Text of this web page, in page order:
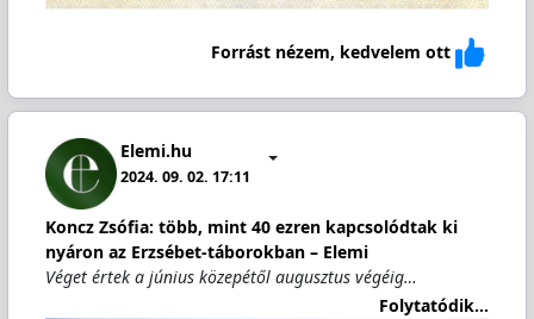
Forrást nézem, kedvelem ott
Elemi.hu
2024. 09. 02. 17:11
Koncz Zsófia: több, mint 40 ezren kapcsolódtak ki
nyáron az Erzsébet-táborokban – Elemi
Véget értek a június közepétől augusztus végéig…
Folytatódik...